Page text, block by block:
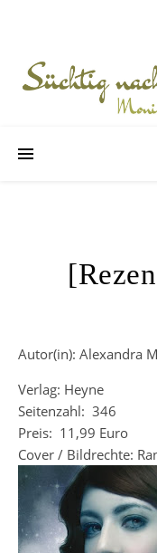
Autor(in): Alexandra
Verlag: Heyne
Seitenzahl: 346
Preis: 11,99 Euro
Cover / Bildrechte: